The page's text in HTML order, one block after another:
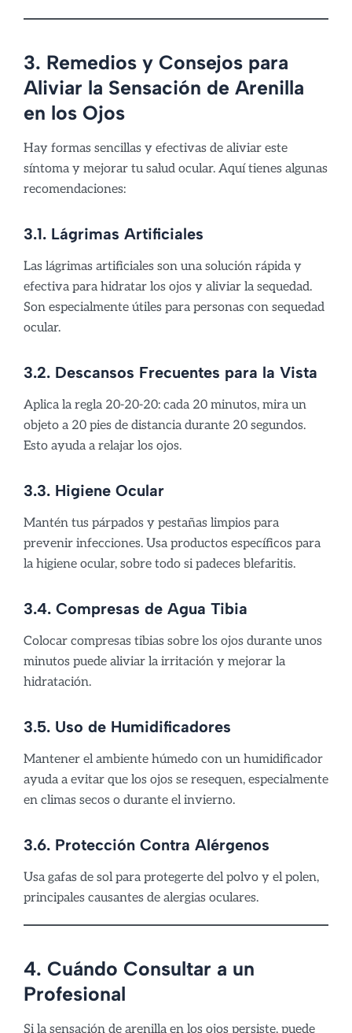
3. Remedios y Consejos para
Aliviar la Sensación de Arenilla
en los Ojos
Hay formas sencillas y efectivas de aliviar este
síntoma y mejorar tu salud ocular. Aquí tienes algunas
recomendaciones:
3.1. Lágrimas Artificiales
Las lágrimas artificiales son una solución rápida y
efectiva para hidratar los ojos y aliviar la sequedad.
Son especialmente útiles para personas con sequedad
ocular.
3.2. Descansos Frecuentes para la Vista
Aplica la regla 20-20-20: cada 20 minutos, mira un
objeto a 20 pies de distancia durante 20 segundos.
Esto ayuda a relajar los ojos.
3.3. Higiene Ocular
Mantén tus párpados y pestañas limpios para
prevenir infecciones. Usa productos específicos para
la higiene ocular, sobre todo si padeces blefaritis.
3.4. Compresas de Agua Tibia
Colocar compresas tibias sobre los ojos durante unos
minutos puede aliviar la irritación y mejorar la
hidratación.
3.5. Uso de Humidificadores
Mantener el ambiente húmedo con un humidificador
ayuda a evitar que los ojos se resequen, especialmente
en climas secos o durante el invierno.
3.6. Protección Contra Alérgenos
Usa gafas de sol para protegerte del polvo y el polen,
principales causantes de alergias oculares.
4. Cuándo Consultar a un
Profesional
Si la sensación de arenilla en los ojos persiste, puede